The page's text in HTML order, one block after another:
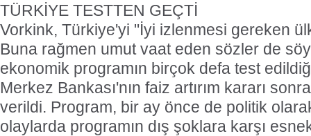
TÜRKİYE TESTTEN GEÇTİ
Vorkink, Türkiye'yi "İyi izlenmesi gereken
Buna rağmen umut vaat eden sözler de
ekonomik programın birçok defa test
Merkez Bankası'nın faiz artırım kararı
verildi. Program, bir ay önce de politik
olaylarda programın dış şoklara karşı